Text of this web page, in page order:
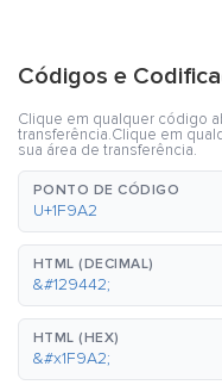
Códigos e
Clique em qualquer código
transferência.Clique em
sua área de transferência.
PONTO DE CÓDIGO
U+1F9A2
HTML (DECIMAL)
&#129442;
HTML (HEX)
&#x1F9A2;